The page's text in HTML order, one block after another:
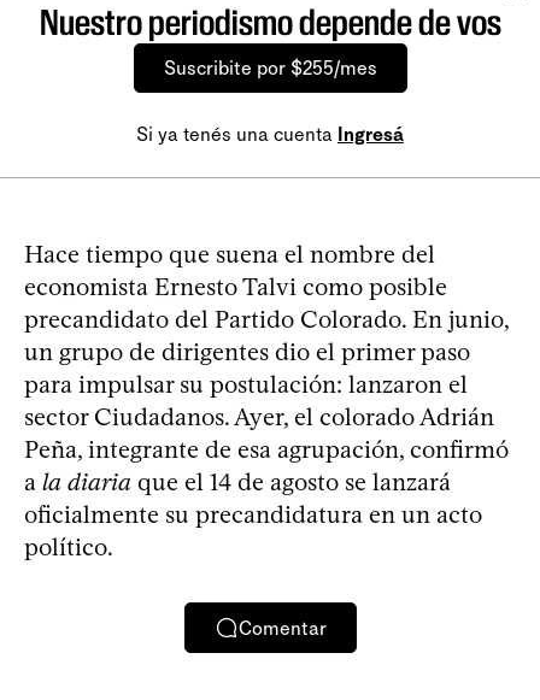
Nuestro periodismo depende de vos
Suscribite por $255/mes
Si ya tenés una cuenta Ingresá
Hace tiempo que suena el nombre del
economista Ernesto Talvi como posible
precandidato del Partido Colorado. En junio,
un grupo de dirigentes dio el primer paso
para impulsar su postulación: lanzaron el
sector Ciudadanos. Ayer, el colorado Adrián
Peña, integrante de esa agrupación, confirmó
a la diaria que el 14 de agosto se lanzará
oficialmente su precandidatura en un acto
político.
Comentar